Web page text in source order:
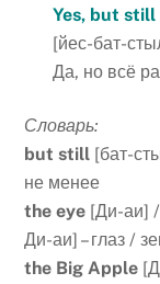
Yes, but still
[йес-бат-
Да, но всё
Словарь:
but still [бат-
не менее
the eye [Ди-аи]
Ди-аи] – глаз /
the Big Apple